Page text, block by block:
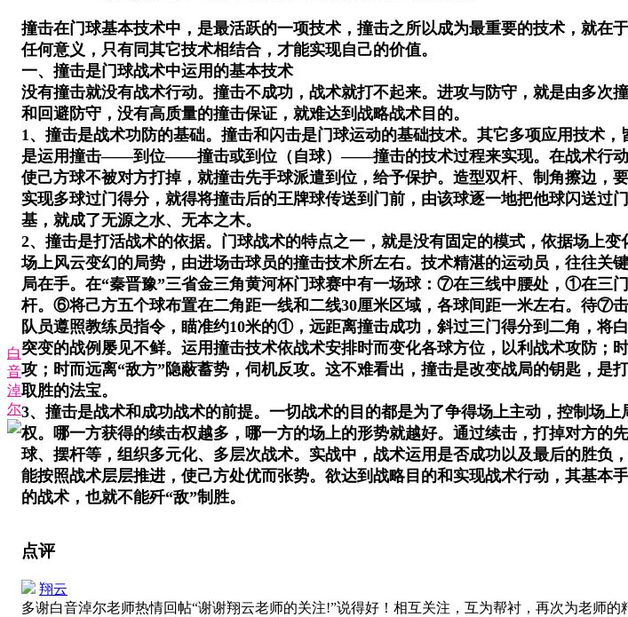
白
音
淖
尔
撞击在门球基本技术中，是最活跃的一项技术，撞击之所以成为最重要的技术，就
任何意义，只有同其它技术相结合，才能实现自己的价值。
一、撞击是门球战术中运用的基本技术
没有撞击就没有战术行动。撞击不成功，战术就打不起来。进攻与防守，就是由多
和回避防守，没有高质量的撞击保证，就难达到战略战术目的。
1 、撞击是战术功防的基础。撞击和闪击是门球运动的基础技术。其它多项应用技术
是运用撞击——到位——撞击或到位（自球）——撞击的技术过程来实现。在战术行动
使己方球不被对方打掉，就撞击先手球派遣到位，给予保护。造型双杆、制角擦边，
实现多球过门得分，就得将撞击后的王牌球传送到门前，由该球逐一地把他球闪送
基，就成了无源之水、无本之木。
2、撞击是打活战术的依据。门球战术的特点之一，就是没有固定的模式，依据场上
场上风云变幻的局势，由进场击球员的撞击技术所左右。技术精湛的运动员，往往
局在手。在“秦晋豫”三省金三角黄河杯门球赛中有一场球：⑦在三线中腰处，①在
杆。⑥将己方五个球布置在二角距一线和二线30厘米区域，各球间距一米左右。待
队员遵照教练员指令，瞄准约10米的①，远距离撞击成功，斜过三门得分到二角，
突变的战例屡见不鲜。运用撞击技术依战术安排时而变化各球方位，以利战术攻防
攻；时而远离“敌方”隐蔽蓄势，伺机反攻。这不难看出，撞击是改变战局的钥匙，
取胜的法宝。
3、撞击是战术和成功战术的前提。一切战术的目的都是为了争得场上主动，控制场
权。哪一方获得的续击权越多，哪一方的场上的形势就越好。通过续击，打掉对方
球、摆杆等，组织多元化、多层次战术。实战中，战术运用是否成功以及最后的胜
能按照战术层层推进，使己方处优而张势。欲达到战略目的和实现战术行动，其基
的战术，也就不能歼“敌”制胜。
点评
翔云
多谢白音淖尔老师热情回帖“谢谢翔云老师的关注!”说得好！相互关注，互为帮衬，再次为老师的